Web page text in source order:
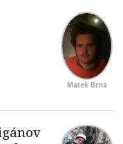
Marek Brna